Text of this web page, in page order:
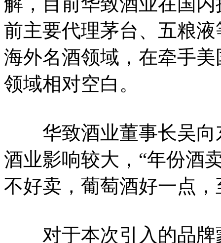
前主要代理茅台、五粮
海外名酒领域，在牵手
领域相对空白。
华致酒业董事长吴向
酒业影响较大，“年份酒
不好卖，葡萄酒好一点
对于本次引入的品牌